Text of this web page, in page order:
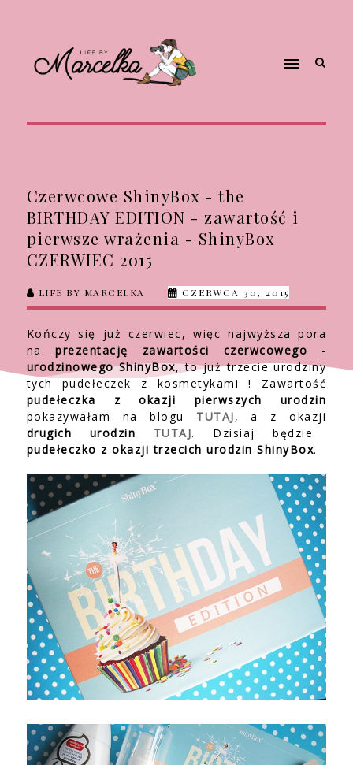
Czerwcowe ShinyBox - the
BIRTHDAY EDITION - zawartość i
pierwsze wrażenia - ShinyBox
CZERWIEC 2015
LIFE BY MARCELKA CZERWCA 30, 2015
Kończy się już czerwiec, więc najwyższa pora
na
prezentację zawartości czerwcowego -
urodzinowego ShinyBox, to już trzecie urodziny
tych pudełeczek z kosmetykami ! Zawartość
pudełeczka z okazji pierwszych urodzin
pokazywałam na blogu TUTAJ, a z okazji
drugich urodzin TUTAJ. Dzisiaj będzie
pudełeczko z okazji trzecich urodzin ShinyBox.